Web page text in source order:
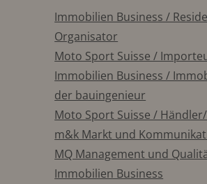
Immobilien Business /
Organisator
Moto Sport Suisse /
Immobilien Business /
der bauingenieur
Moto Sport Suisse /
m&k Markt und
MQ Management und
Immobilien Business